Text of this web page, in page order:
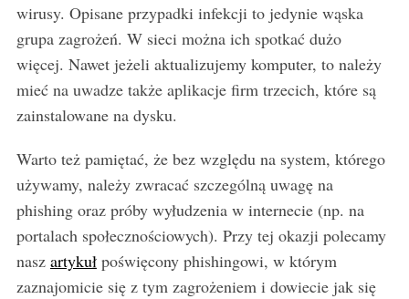
wirusy. Opisane przypadki infekcji to jedynie wąska
grupa zagrożeń. W sieci można ich spotkać dużo
więcej. Nawet jeżeli aktualizujemy komputer, to należy
mieć na uwadze także aplikacje firm trzecich, które są
zainstalowane na dysku.
Warto też pamiętać, że bez względu na system, którego
używamy, należy zwracać szczególną uwagę na
phishing oraz próby wyłudzenia w internecie (np. na
portalach społecznościowych). Przy tej okazji polecamy
nasz artykułpoświęcony phishingowi, w którym
zaznajomicie się z tym zagrożeniem i dowiecie jak się